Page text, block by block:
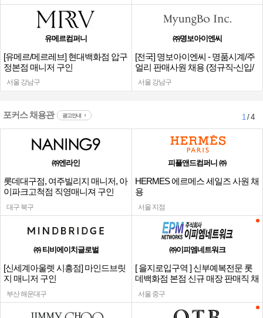
유메르컴퍼니
[유메르/메르레브] 현대백화점 압구
정본점 매니저 구인
서울 강남구
㈜명보아이엔씨
[전국] 명보아이엔씨 - 명품시계/주
얼리 판매사원 채용 (정규직-신입/
경력)
서울 강남구
포커스 채용관 광고안내 1/ 4
㈜엔라인
롯데대구점, 여주빌리지 매니저, 아
이파크고척점 직영매니져 구인
대구 북구
피플앤드컴퍼니 ㈜
HERMES 에르메스 세일즈 사원 채
용
서울 지점
㈜ 티비에이치글로벌
[신세계아울렛 시흥점] 마인드브릿
지 매니저 구인
부산 해운대구
㈜이피엠네트워크
[ 을지로입구역 ] 신부예복전문 롯
데백화점 본점 신규 매장 판매직 채
서울 중구